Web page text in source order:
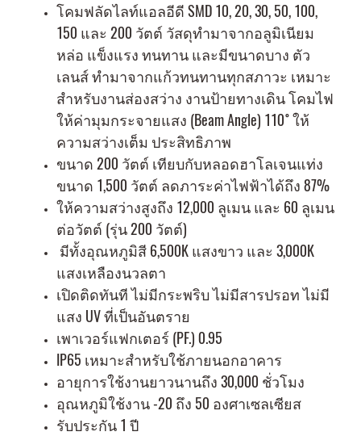
โคมฟลัดไลท์แอลอีดี SMD 10, 20, 30, 50, 100,
150 และ 200 วัตต์ วัสดุทำมาจากอลูมิเนียม
หล่อ แข็งแรง ทนทาน และมีขนาดบาง ตัว
เลนส์ ทำมาจากแก้วทนทานทุกสภาวะ เหมาะ
สำหรับงานส่องสว่าง งานป้ายทางเดิน โคมไฟ
ให้ค่ามุมกระจายแสง (Beam Angle) 110 ํ ให้
ความสว่างเต็ม ประสิทธิภาพ
ขนาด 200 วัตต์ เทียบกับหลอดฮาโลเจนแท่ง
ขนาด 1,500 วัตต์ ลดภาระค่าไฟฟ้าได้ถึง 87%
ให้ความสว่างสูงถึง 12,000 ลูเมน และ 60 ลูเมน
ต่อวัตต์ (รุ่น 200 วัตต์)
มีทั้งอุณหภูมิสี 6,500K แสงขาว และ 3,000K
แสงเหลืองนวลตา
เปิดติดทันที ไม่มีกระพริบ ไม่มีสารปรอท ไม่มี
แสง UV ที่เป็นอันตราย
เพาเวอร์แฟกเตอร์ (PF.) 0.95
IP65 เหมาะสำหรับใช้ภายนอกอาคาร
อายุการใช้งานยาวนานถึง 30,000 ชั่วโมง
อุณหภูมิใช้งาน -20 ถึง 50 องศาเซลเซียส
รับประกัน 1 ปี